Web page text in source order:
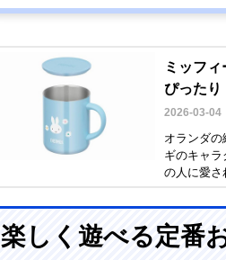
ミッフ
ぴったり
2026-03-04
オランダ
ギのキャラ
の人に愛さ
楽しく遊べる定番